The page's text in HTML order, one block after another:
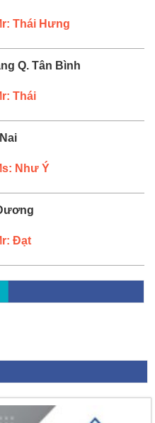
Thái Hưng
Q. Tân Bình
Thái
Như Ý
Đạt